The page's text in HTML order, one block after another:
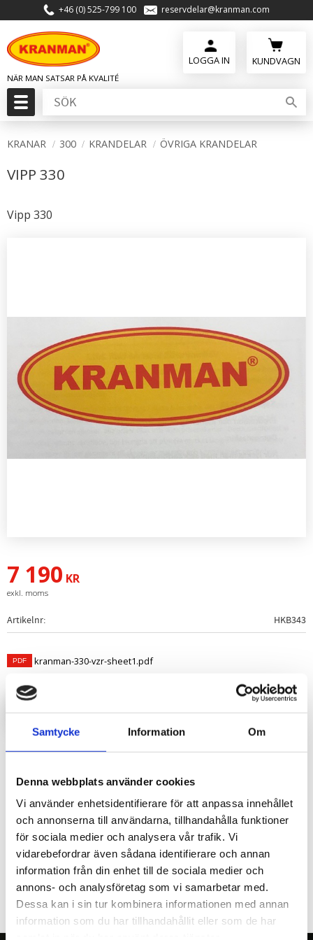
Samtycke Information Om
Denna webbplats använder cookies
Vi använder enhetsidentifierare för att anpassa innehållet
och annonserna till användarna, tillhandahålla funktioner
för sociala medier och analysera vår trafik. Vi
vidarebefordrar även sådana identifierare och annan
information från din enhet till de sociala medier och
annons- och analysföretag som vi samarbetar med.
Dessa kan i sin tur kombinera informationen med annan
information som du har tillhandahållit eller som de har
Meny
+46 (0) 525-799 100 reservdelar@kranman.com
KUNDVAGN
KRANAR 300 KRANDELAR ÖVRIGA KRANDELAR
VIPP 330
Vipp 330
7 190 KR
Artikelnr HKB343
kranman-330-vzr-sheet1.pdf
LOGGA IN FÖR ATT HANDLA
Vipp/sticka till 330 kranen.
Ersätter vipp till 300 kranen.
Totallängd: 140 cm
Se bifogad PDF/sprängskiss.
Reservdel nr: 9